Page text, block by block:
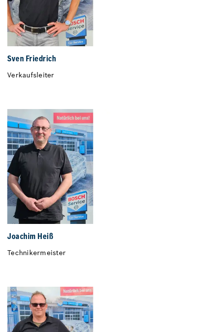
Sven Friedrich
Verkaufsleiter
Joachim Heiß
Technikermeister